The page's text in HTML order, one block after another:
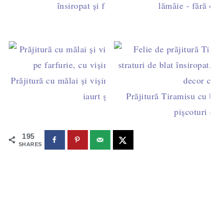
însiropat și frișcă naturală lămâie - fără
Prăjitură cu mălai și vișine - mălai dulce pufos, cu
iaurt și kefirPrăjitură Tiramisu cu
pișcoturi
195
SHARES